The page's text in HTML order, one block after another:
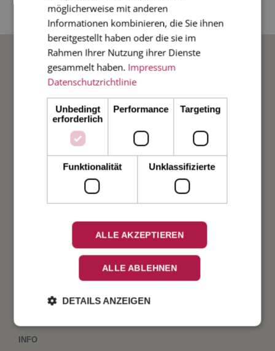
Karte per Post versenden möchten.
BELIEBTE ANLÄSSE
Weihnachten
Taufe
Verlobung
Geburtstag
INFO
möglicherweise mit anderen
Informationen kombinieren, die Sie ihnen
bereitgestellt haben oder die sie im
Rahmen Ihrer Nutzung ihrer Dienste
gesammelt haben. Impressum
Datenschutzrichtlinie
Unbedingt
erforderlich
Performance Targeting
Funktionalität Unklassifizierte
ALLE AKZEPTIEREN
ALLE ABLEHNEN
DETAILS ANZEIGEN